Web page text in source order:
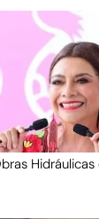
Hidráulicas